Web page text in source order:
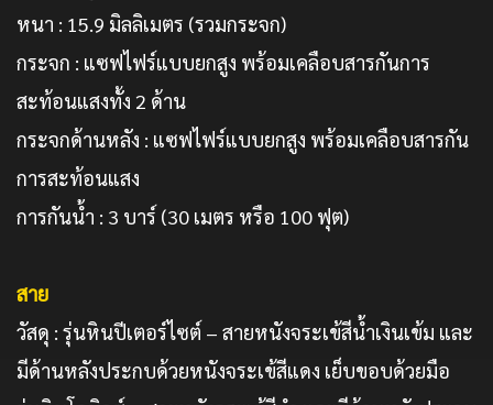
หนา : 15.9 มิลลิเมตร (รวมกระจก)
กระจก : แซฟไฟร์แบบยกสูง พร้อมเคลือบสารกันการ
สะท้อนแสงทั้ง 2 ด้าน
กระจกด้านหลัง : แซฟไฟร์แบบยกสูง พร้อมเคลือบสารกัน
การสะท้อนแสง
การกันน้ำ : 3 บาร์ (30 เมตร หรือ 100 ฟุต)
สาย
วัสดุ : รุ่นหินปีเตอร์ไซต์ – สายหนังจระเข้สีน้ำเงินเข้ม และ
มีด้านหลังประกบด้วยหนังจระเข้สีแดง เย็บขอบด้วยมือ